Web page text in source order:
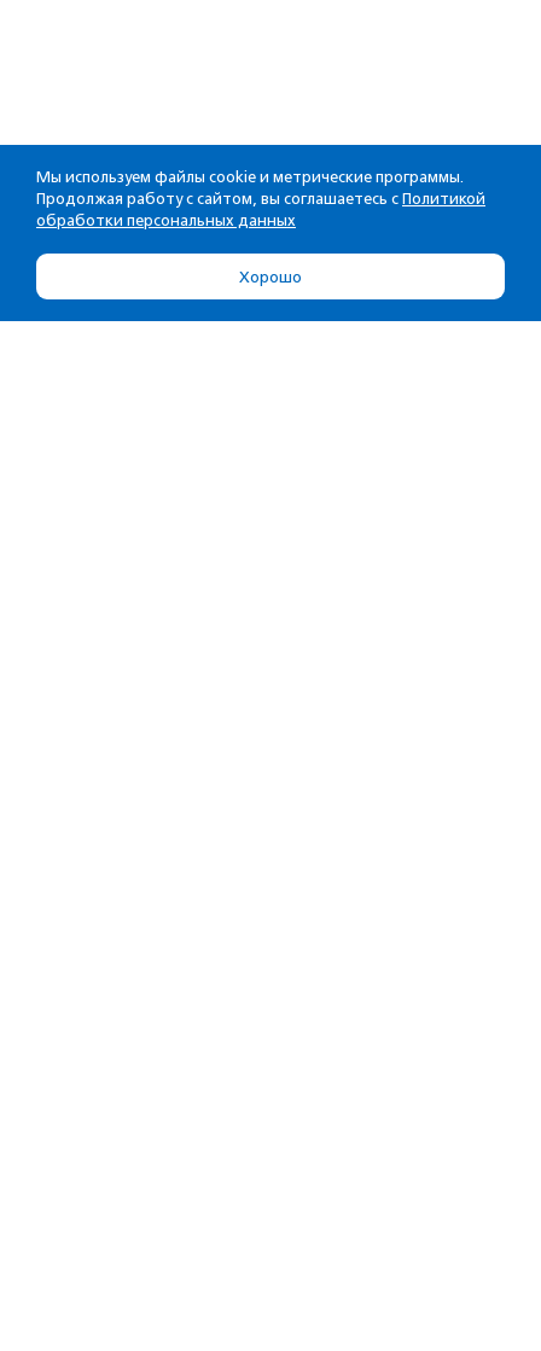
Мы используем файлы cookie и метрические программы.
Продолжая работу с сайтом, вы соглашаетесь с Политикой
обработки персональных данных
Хорошо